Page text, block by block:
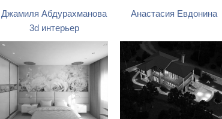
Джамиля Абдурахманова
3d интерьер
Анастасия Евдонина